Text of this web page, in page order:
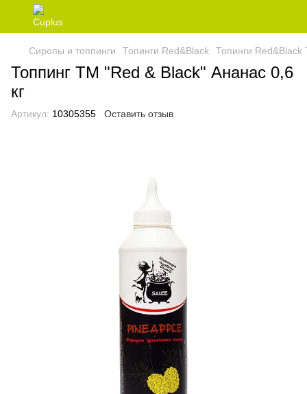
Сиропы и топпинги Топинги Red&Black Топинги
Топпинг ТМ "Red & Black" Ананас 0,6
кг
Артикул: 10305355 Оставить отзыв